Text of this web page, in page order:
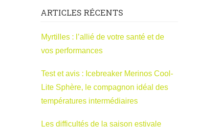
ARTICLES RÉCENTS
Myrtilles : l’allié de votre santé et de
vos performances
Test et avis : Icebreaker Merinos Cool-
Lite Sphère, le compagnon idéal des
températures intermédiaires
Les difficultés de la saison estivale